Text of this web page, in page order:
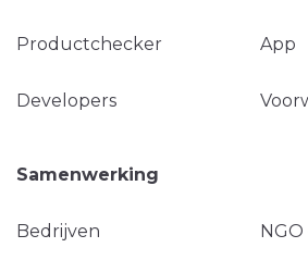
Productchecker App
Developers
Samenwerking
Bedrijven